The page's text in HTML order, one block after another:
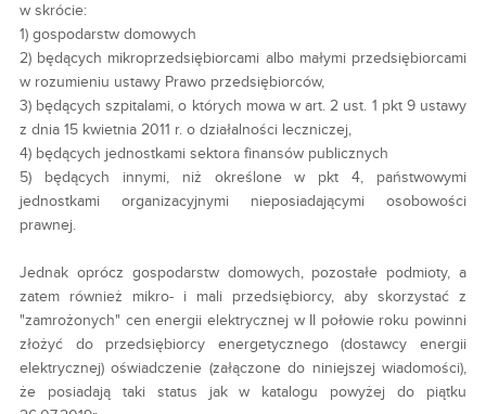
w skrócie:
1) gospodarstw domowych
2) będących mikroprzedsiębiorcami albo małymi przedsiębiorcami
w rozumieniu ustawy Prawo przedsiębiorców,
3) będących szpitalami, o których mowa w art. 2 ust. 1 pkt 9 ustawy
z dnia 15 kwietnia 2011 r. o działalności leczniczej,
4) będących jednostkami sektora finansów publicznych
5) będących innymi, niż określone w pkt 4, państwowymi
jednostkami organizacyjnymi nieposiadającymi osobowości
prawnej.
Jednak oprócz gospodarstw domowych, pozostałe podmioty, a
zatem również mikro- i mali przedsiębiorcy, aby skorzystać z
"zamrożonych" cen energii elektrycznej w II połowie roku powinni
złożyć do przedsiębiorcy energetycznego (dostawcy energii
elektrycznej) oświadczenie (załączone do niniejszej wiadomości),
że posiadają taki status jak w katalogu powyżej do piątku